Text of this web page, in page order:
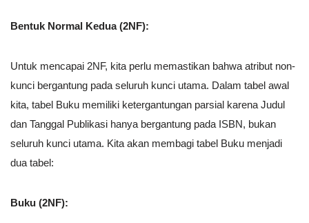
Bentuk Normal Kedua (2NF):
Untuk mencapai 2NF, kita perlu memastikan bahwa atribut non-
kunci bergantung pada seluruh kunci utama. Dalam tabel awal
kita, tabel Buku memiliki ketergantungan parsial karena Judul
dan Tanggal Publikasi hanya bergantung pada ISBN, bukan
seluruh kunci utama. Kita akan membagi tabel Buku menjadi
dua tabel:
Buku (2NF):